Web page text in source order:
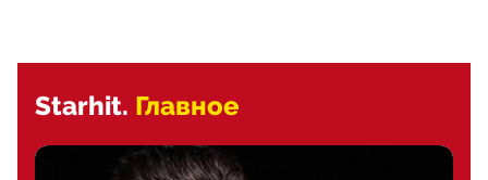
Starhit. Главное